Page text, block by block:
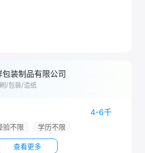
装制品有限公司
/包装/造纸
4-6千
验不限 学历不限
查看更多